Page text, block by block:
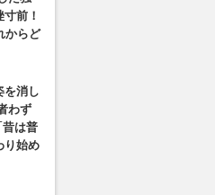
前！
からど
を消し
わず
は普
り始め